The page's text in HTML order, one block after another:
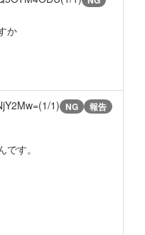
か
1) NG 報告
す。